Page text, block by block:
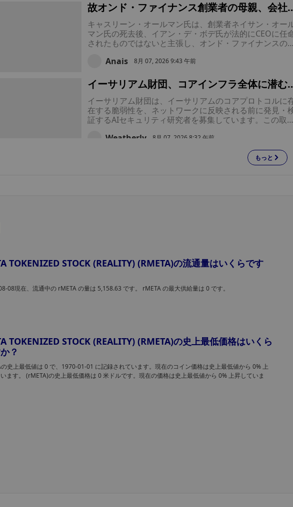
故オンド・ファイナンス創業者の母親、会社
経営権を巡る対立が激化する中、CEOを提訴
キャスリーン・オールマン氏は、創業者ネイサン・オー
マン氏の死去後、イアン・デ・ボデ氏が法的にCEOに任
されたものではないと主張し、オンド・ファイナンスの
る間、同社を率いる法的権限が誰にあるかについては、
Anais 8月 07, 2026 9:43 午前
イーサリアム財団、コアインフラ全体に潜む
威からイーサリアムを守るAI研究者を募集
イーサリアム財団は、イーサリアムのコアプロトコルに
在する脆弱性を、ネットワークに反映される前に発見・
証するAIセキュリティ研究者を募集しています。この取
行われるものであり、人的レビューと自動化ツールを活
して、今後のイーサリアムのアップグレードを保護する
めの同財団の取り組みをさらに拡大するものです。
Weatherly 8月 07, 2026 8:32 午前
送金大手のウェスタンユニオン、ブロックチ
レッドチームがそれを証明した
イン関連プロジェクトについて計4,962件のセキュリティ
Zoey 8月 07, 2026 7:34 午前
ームトークンの作成を迅速化
的にロックされるミームトークン・ローンチパッド
「Pools」を立ち上げました。このプラットフォームで
対する保護機能という2つのローンチモデルを提供してい
ます。
Anais 8月 07, 2026 7:21 午前
もっと
TOKENIZED STOCK (REALITY) (RMETA)の流通量はいくらです
08現在、流通中の rMETA の量は 5,158.63 です。 rMETA の最大供給量は 0 です。
TOKENIZED STOCK (REALITY) (RMETA)の史上最低価格はいくら
？
史上最低値は 0 で、1970-01-01 に記録されています。現在のコイン価格は史上最低値から 0% 上
ます。 (rMETA)の史上最低価格は 0 米ドルです。現在の価格は史上最低値から 0% 上昇していま